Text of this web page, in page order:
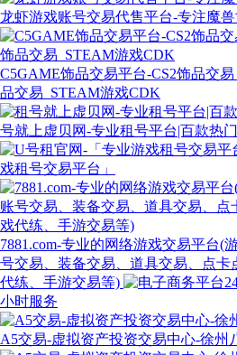
龙虾游戏账号交易代售平台-专注魔
C5GAME饰品交易平台-CS2饰品交
品交易_STEAM游戏CDK
号就上虚贝网-专业租号平台|百款热
戏租号交易平台」
7881.com-专业的网络游戏交易平台(
号交易、装备交易、道具交易、点
代练、手游交易等)
小时服务
A5交易-虚拟资产投资交易中心-徐州